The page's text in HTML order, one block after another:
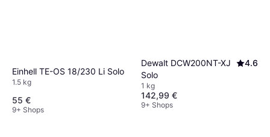
Einhell TE-OS 18/230 Li Solo
1.5 kg
55 €
9+ Shops
Dewalt DCW200NT-XJ
Solo
4.6
1 kg
142,99 €
9+ Shops